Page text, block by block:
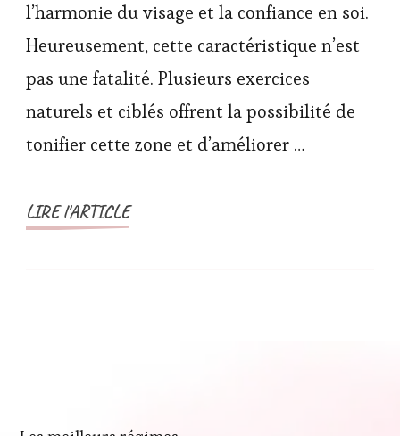
l’harmonie du visage et la confiance en soi.
Heureusement, cette caractéristique n’est
pas une fatalité. Plusieurs exercices
naturels et ciblés offrent la possibilité de
tonifier cette zone et d’améliorer …
LIRE l'ARTICLE